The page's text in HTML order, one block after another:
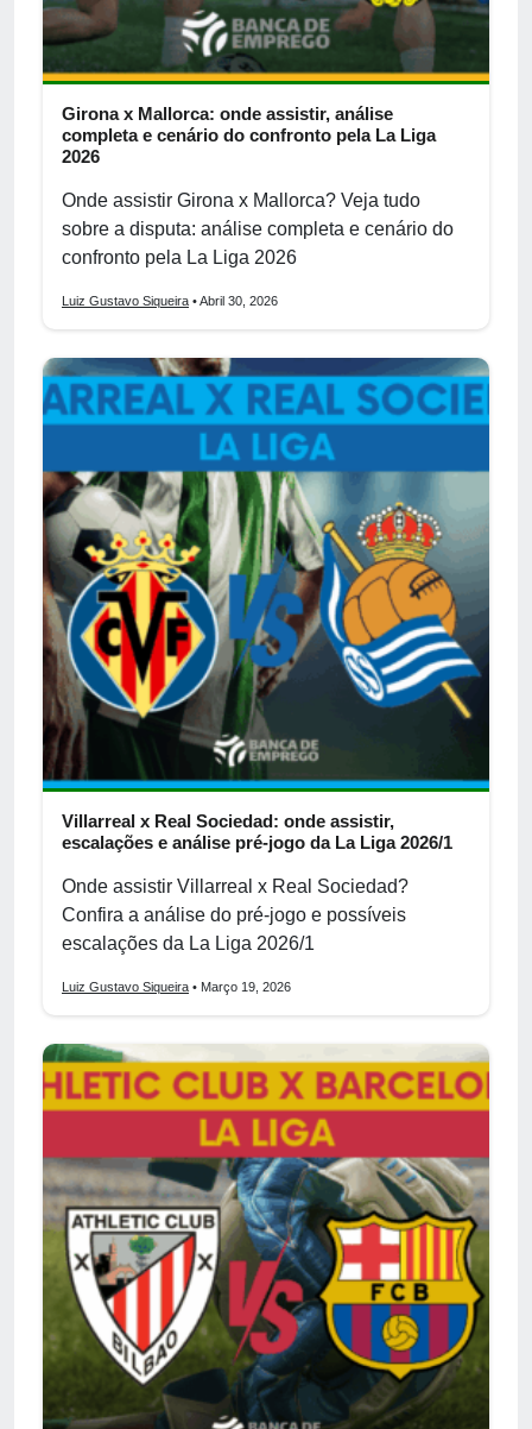
Girona x Mallorca: onde assistir, análise
completa e cenário do confronto pela La Liga
2026
Onde assistir Girona x Mallorca? Veja tudo
sobre a disputa: análise completa e cenário do
confronto pela La Liga 2026
Luiz Gustavo Siqueira • Abril 30, 2026
Villarreal x Real Sociedad: onde assistir,
escalações e análise pré-jogo da La Liga 2026/1
Onde assistir Villarreal x Real Sociedad?
Confira a análise do pré-jogo e possíveis
escalações da La Liga 2026/1
Luiz Gustavo Siqueira • Março 19, 2026